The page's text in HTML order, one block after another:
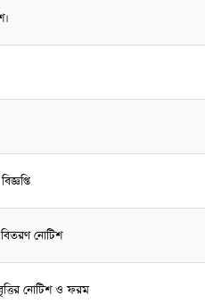
নোটিশ
নোটিশ ও ফরম